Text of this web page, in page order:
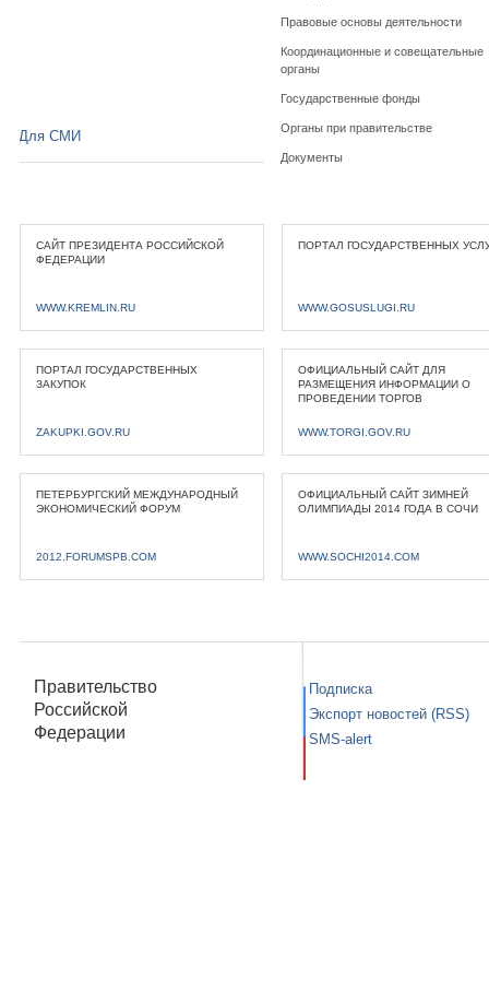
Правовые основы деятельности
Координационные и совещательные
органы
Государственные фонды
Органы при правительстве
Документы
Для СМИ
САЙТ ПРЕЗИДЕНТА РОССИЙСКОЙ
ФЕДЕРАЦИИ
WWW.KREMLIN.RU
ПОРТАЛ ГОСУДАРСТВЕННЫХ
WWW.GOSUSLUGI.RU
ПОРТАЛ ГОСУДАРСТВЕННЫХ
ЗАКУПОК
ZAKUPKI.GOV.RU
ОФИЦИАЛЬНЫЙ САЙТ ДЛЯ
РАЗМЕЩЕНИЯ ИНФОРМАЦИИ О
ПРОВЕДЕНИИ ТОРГОВ
WWW.TORGI.GOV.RU
ПЕТЕРБУРГСКИЙ МЕЖДУНАРОДНЫЙ
ЭКОНОМИЧЕСКИЙ ФОРУМ
2012.FORUMSPB.COM
ОФИЦИАЛЬНЫЙ САЙТ ЗИМНЕЙ
ОЛИМПИАДЫ 2014 ГОДА В СОЧИ
WWW.SOCHI2014.COM
Правительство
Российской
Федерации
Подписка
Экспорт новостей (RSS)
SMS-alert